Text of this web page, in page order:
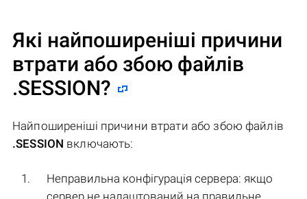
Які найпоширеніші причини
втрати або збою файлів
.SESSION?
Найпоширеніші причини втрати або збою файлів
.SESSION включають:
Неправильна конфігурація сервера: якщо
сервер не налаштований на правильне